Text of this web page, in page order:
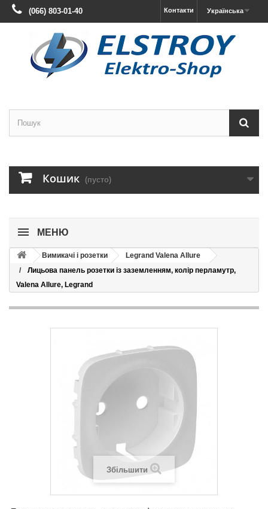
Українська
Контакти
(066) 803-01-40
Кошик (пусто)
МЕНЮ
Вимикачі і розетки
Legrand Valena Allure
Лицьова панель розетки із заземленням, колір перламутр,
Valena Allure, Legrand
Збільшити